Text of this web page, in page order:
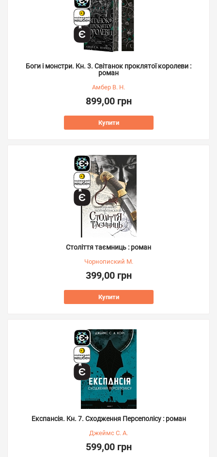
Боги і монстри. Кн. 3. Світанок проклятої королеви :
роман
Амбер В. Н.
899,00 грн
Купити
Століття таємниць : роман
Чорнопиский М.
399,00 грн
Купити
Експансія. Кн. 7. Сходження Персеполісу : роман
Джеймс С. А.
599,00 грн